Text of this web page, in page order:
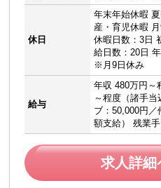
休日
年末年始休暇
産・育児休暇
休暇日数：3日
給日数：20日
※月9日休み
給与
年収 480万円～
～程度（諸手
ブ：50,000円
額支給） 残業手
求人詳細